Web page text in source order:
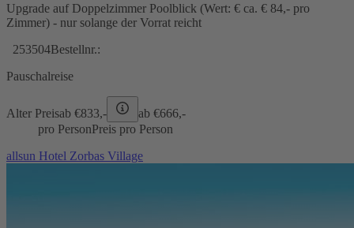
Upgrade auf Doppelzimmer Poolblick (Wert: € ca. € 84,- pro
Zimmer) - nur solange der Vorrat reicht
253504Bestellnr.:
Pauschalreise
Alter Preisab €833,- ab €666,-
pro PersonPreis pro Person
allsun Hotel Zorbas Village